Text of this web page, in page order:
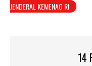
JENDERAL KEMENAG RI
14